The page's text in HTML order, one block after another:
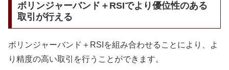
ボリンジャーバンド＋RSIでより優位性のある
取引が行える
ボリンジャーバンド＋RSIを組み合わせることにより、よ
り精度の高い取引を行うことができます。